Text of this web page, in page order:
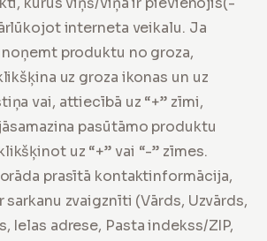
interneta veikalu. Ja
produktu no groza,
uz groza ikonas un uz
vai, attiecībā uz “+” zīmi,
pasūtāmo produktu
uz “+” vai “-” zīmes.
prasītā kontaktinformācija,
sarkanu zvaigznīti (Vārds, Uzvārds,
Ielas adrese, Pasta indekss/ZIP,